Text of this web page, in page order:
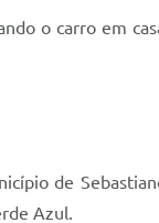
o carro em
de
Azul.